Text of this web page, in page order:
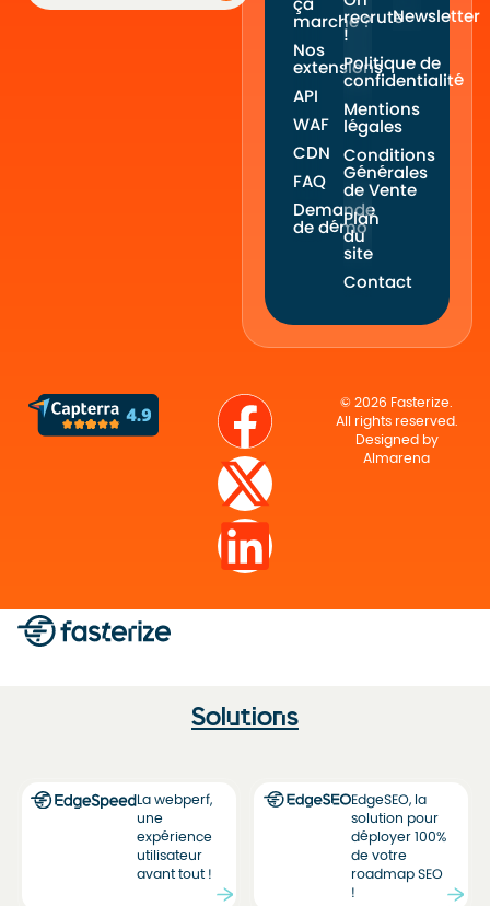
ça
marche ?
Nos
extensions
API
WAF
CDN
FAQ
Demande
de démo
recrute
!
Politique de
confidentialité
Mentions
légales
Conditions
Générales
de Vente
Plan
du
site
Contact
Newsletter
© 2026 Fasterize.
All rights reserved.
Designed by
Almarena
Solutions
La webperf,
une
expérience
utilisateur
avant tout !
EdgeSEO, la
solution pour
déployer 100%
de votre
roadmap SEO
!